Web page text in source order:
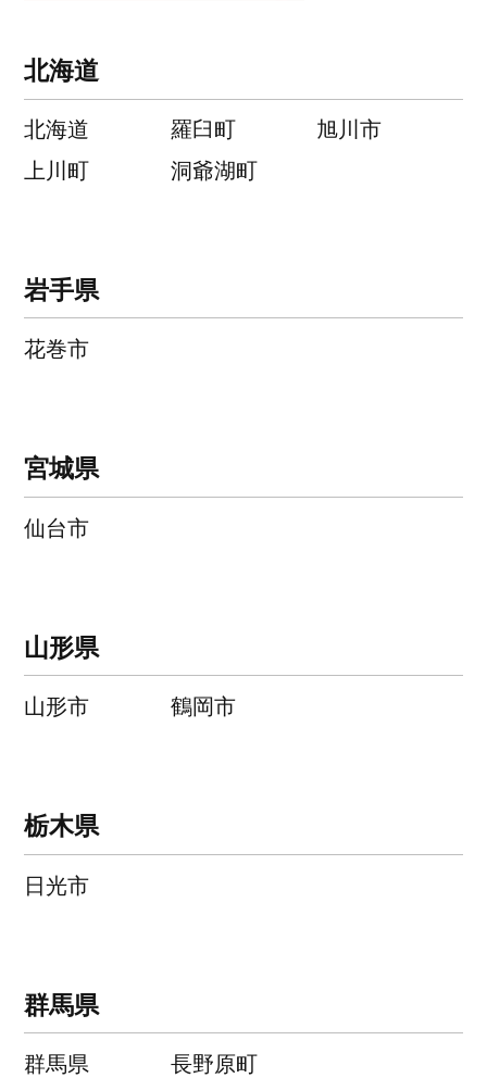
北海道
北海道 羅臼町
旭川市
上川町
洞爺湖町
岩手県
花巻市
宮城県
仙台市
山形県
山形市 鶴岡市
栃木県
日光市
群馬県
群馬県 長野原町